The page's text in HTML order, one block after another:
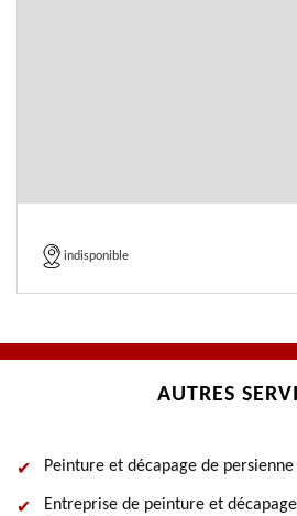
indisponible
AUTRES
Peinture et décapage de
Entreprise de peinture et